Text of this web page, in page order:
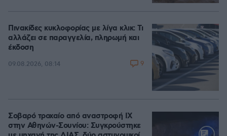
Πινακίδες κυκλοφορίας με λίγα κλικ: Τι
αλλάζει σε παραγγελία, πληρωμή και
έκδοση
09.08.2026, 08:14 9
Σοβαρό τροχαίο από αναστροφή ΙΧ
στην Αθηνών-Σουνίου: Συγκρούστηκε